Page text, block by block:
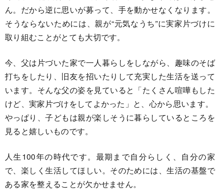
ん。だから逆に思いが募って、手を動かせなくなります。
そうならないためには、親が“元気なうち”に実家片づけに
取り組むことがとても大切です。
今、父は片づいた家で一人暮らしをしながら、趣味のそば
打ちをしたり、旧友を招いたりして充実した生活を送って
います。そんな父の姿を見ていると「たくさん喧嘩もした
けど、実家片づけをしてよかった」と、心から思います。
やっぱり、子どもは親が楽しそうに暮らしているところを
見ると嬉しいものです。
人生100年の時代です。最期まで自分らしく、自分の家
で、楽しく生活してほしい。そのためには、生活の基盤で
ある家を整えることが欠かせません。